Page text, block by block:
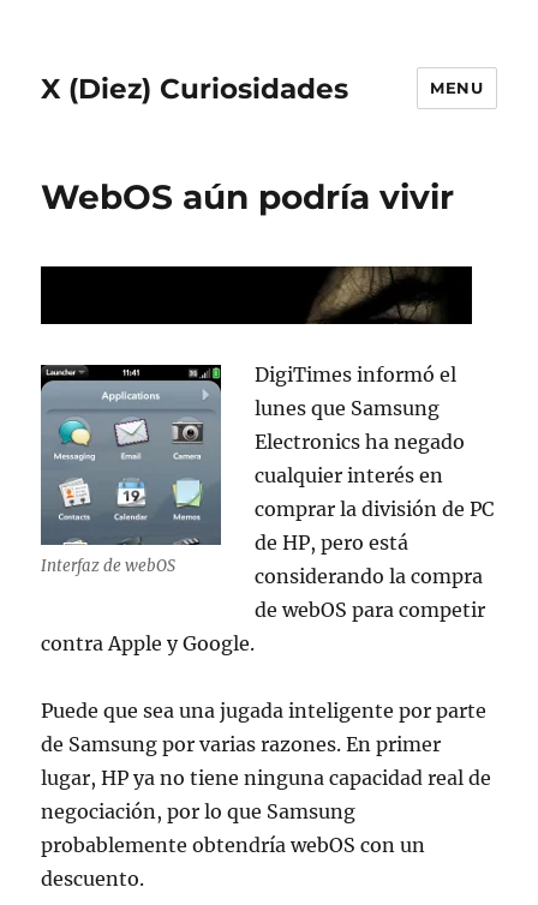
X (Diez) Curiosidades MENU
WebOS aún podría vivir
Interfaz de webOS
DigiTimes informó el
lunes que Samsung
Electronics ha negado
cualquier interés en
comprar la división de PC
de HP, pero está
considerando la compra
de webOS para competir
contra Apple y Google.
Puede que sea una jugada inteligente por parte
de Samsung por varias razones. En primer
lugar, HP ya no tiene ninguna capacidad real de
negociación, por lo que Samsung
probablemente obtendría webOS con un
descuento.